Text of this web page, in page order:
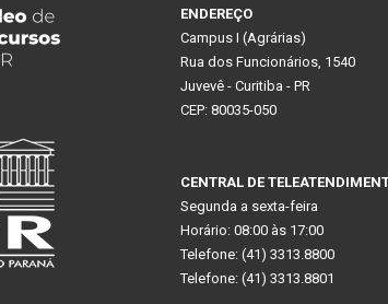
ENDEREÇO
Campus I (Agrárias)
Rua dos Funcionários, 1540
Juvevê - Curitiba - PR
CEP: 80035-050
CENTRAL DE
Segunda a sexta-feira
Horário: 08:00 às 17:00
Telefone: (41) 3313.8800
Telefone: (41) 3313.8801